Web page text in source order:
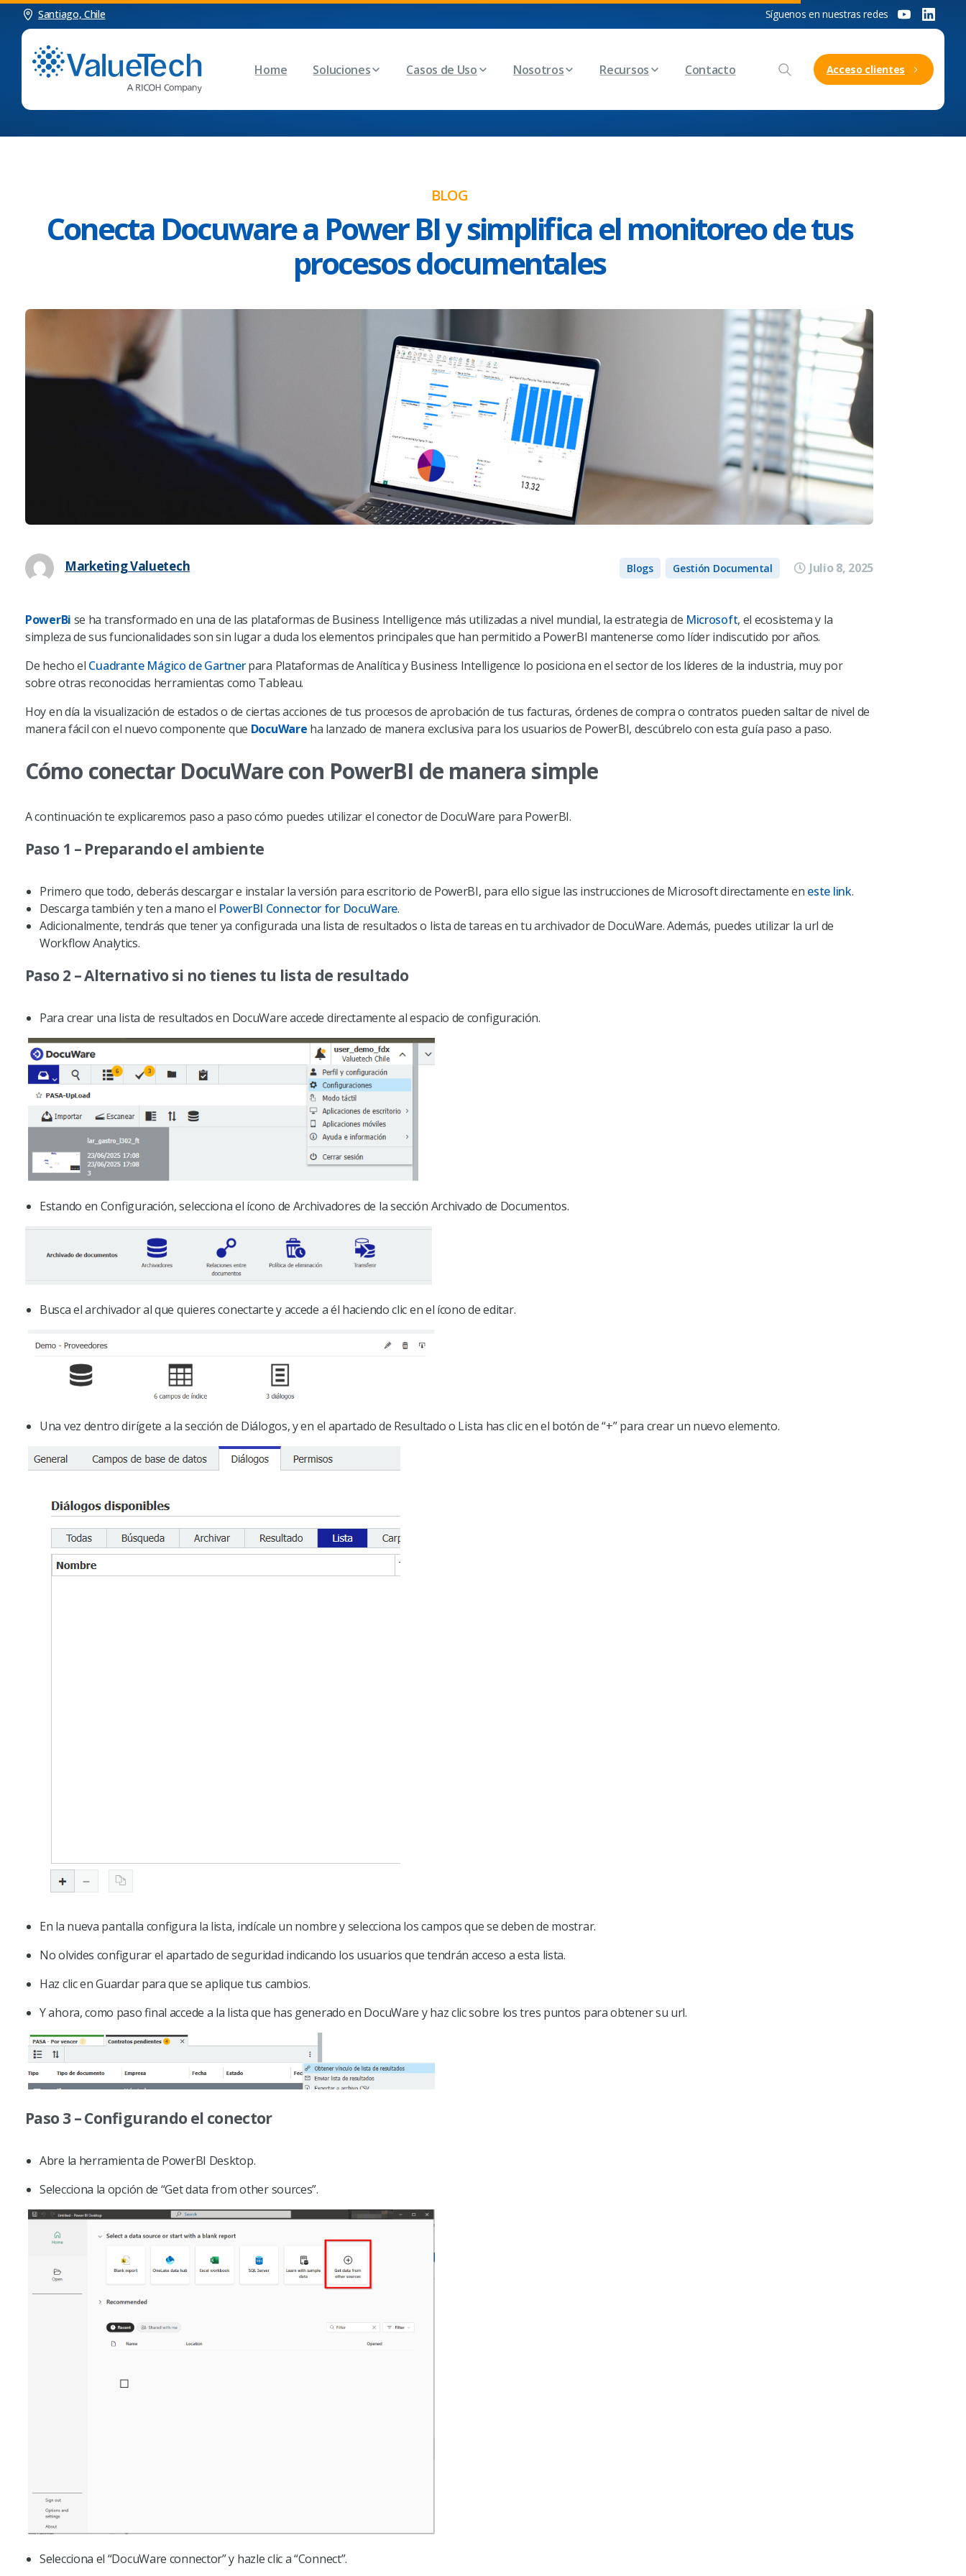
Santiago, Chile Síguenos en nuestras redes
Home Soluciones Casos de Uso Nosotros Recursos Contacto Acceso clientes
BLOG
Conecta Docuware a Power BI y simplifica el monitoreo de tus
procesos documentales
Marketing Valuetech Blogs Gestión Documental Julio 8, 2025
PowerBi se ha transformado en una de las plataformas de Business Intelligence más utilizadas a nivel mundial, la estrategia de Microsoft, el ecosistema y la
simpleza de sus funcionalidades son sin lugar a duda los elementos principales que han permitido a PowerBI mantenerse como líder indiscutido por años.
De hecho el Cuadrante Mágico de Gartnerpara Plataformas de Analítica y Business Intelligence lo posiciona en el sector de los líderes de la industria, muy por
sobre otras reconocidas herramientas como Tableau.
Hoy en día la visualización de estados o de ciertas acciones de tus procesos de aprobación de tus facturas, órdenes de compra o contratos pueden saltar de nivel de
manera fácil con el nuevo componente que DocuWare ha lanzado de manera exclusiva para los usuarios de PowerBI, descúbrelo con esta guía paso a paso.
Cómo conectar DocuWare con PowerBI de manera simple
A continuación te explicaremos paso a paso cómo puedes utilizar el conector de DocuWare para PowerBI.
Paso 1 – Preparando el ambiente
Primero que todo, deberás descargar e instalar la versión para escritorio de PowerBI, para ello sigue las instrucciones de Microsoft directamente en este link.
Descarga también y ten a mano el PowerBI Connector for DocuWare.
Adicionalmente, tendrás que tener ya configurada una lista de resultados o lista de tareas en tu archivador de DocuWare. Además, puedes utilizar la url de
Workflow Analytics.
Paso 2 – Alternativo si no tienes tu lista de resultado
Para crear una lista de resultados en DocuWare accede directamente al espacio de configuración.
Estando en Configuración, selecciona el ícono de Archivadores de la sección Archivado de Documentos.
Busca el archivador al que quieres conectarte y accede a él haciendo clic en el ícono de editar.
Una vez dentro dirígete a la sección de Diálogos, y en el apartado de Resultado o Lista has clic en el botón de “+” para crear un nuevo elemento.
En la nueva pantalla configura la lista, indícale un nombre y selecciona los campos que se deben de mostrar.
No olvides configurar el apartado de seguridad indicando los usuarios que tendrán acceso a esta lista.
Haz clic en Guardar para que se aplique tus cambios.
Y ahora, como paso final accede a la lista que has generado en DocuWare y haz clic sobre los tres puntos para obtener su url.
Paso 3 – Configurando el conector
Abre la herramienta de PowerBI Desktop.
Selecciona la opción de “Get data from other sources”.
Selecciona el “DocuWare connector” y hazle clic a “Connect”.